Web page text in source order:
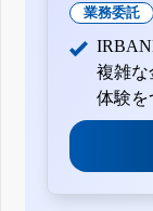
業務委託
複雑な
体験を